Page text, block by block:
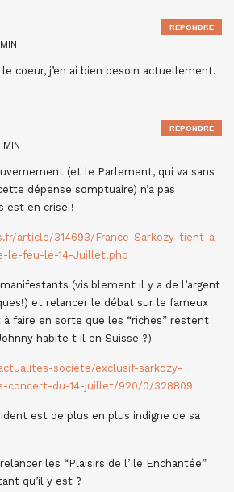
coeur, j’en ai bien besoin actuellement.
RÉPONDRE
(et le Parlement, qui va sans
dépense somptuaire) n’a pas
est en crise !
article/314693/France-Sarkozy-tient-a-
le-feu-le-14-Juillet.php
(visiblement il y a de l’argent
et relancer le débat sur le fameux
à faire en sorte que les “riches” restent
habite t il en Suisse ?)
societe/exclusif-sarkozy-
concert-du-14-juillet/920/0/328809
est de plus en plus indigne de sa
les “Plaisirs de l’Ile Enchantée”
qu’il y est ?
RÉPONDRE